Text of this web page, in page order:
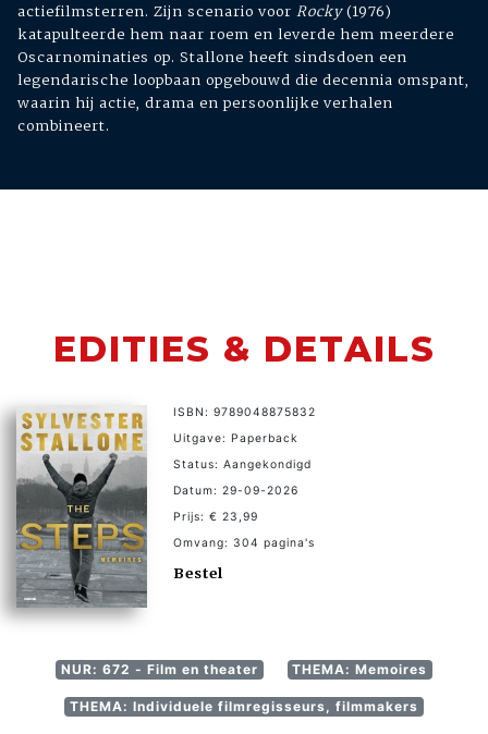
actiefilmsterren. Zijn scenario voor Rocky(1976)
katapulteerde hem naar roem en leverde hem meerdere
Oscarnominaties op. Stallone heeft sindsdoen een
legendarische loopbaan opgebouwd die decennia omspant,
waarin hij actie, drama en persoonlijke verhalen
combineert.
EDITIES & DETAILS
ISBN: 9789048875832
Uitgave: Paperback
Status: Aangekondigd
Datum: 29-09-2026
Prijs: € 23,99
Omvang: 304 pagina's
Bestel
NUR: 672 - Film en theater THEMA: Memoires
THEMA: Individuele filmregisseurs, filmmakers